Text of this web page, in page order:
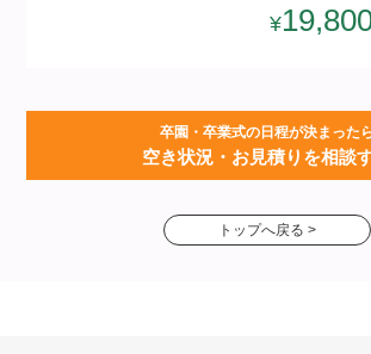
¥
卒園・卒業式の日程が決まった
空き状況・お見積りを相談
トップへ戻る >